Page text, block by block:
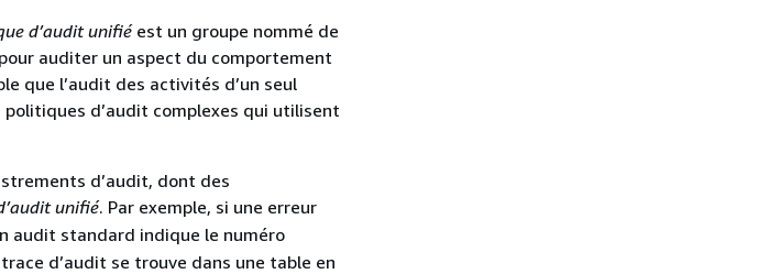
d’audit unifiéest un groupe nommé de
auditer un aspect du comportement
que l’audit des activités d’un seul
d’audit complexes qui utilisent
d’audit, dont des
unifié. Par exemple, si une erreur
audit standard indique le numéro
d’audit se trouve dans une table en